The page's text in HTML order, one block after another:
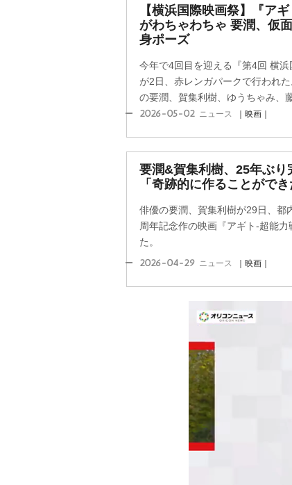
【横浜国際映画祭】『ア
がわちゃわちゃ 要潤、仮
身ポーズ
今年で4回目を迎える『第4回 横
が2日、赤レンガパークで行われ
の要潤、賀集利樹、ゆうちゃみ、
2026-05-02 ニュース ｜映画｜
要潤&賀集利樹、25年ぶ
「奇跡的に作ることができ
俳優の要潤、賀集利樹が29日、都
周年記念作の映画『アギト-超能
た。
2026-04-29 ニュース ｜映画｜